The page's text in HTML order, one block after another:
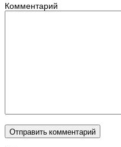
Комментарий